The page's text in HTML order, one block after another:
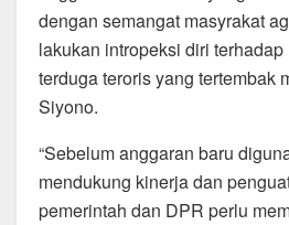
dengan semangat masyrakat
lakukan intropeksi diri
terduga teroris yang tertembak
Siyono.
“Sebelum anggaran baru
mendukung kinerja dan
pemerintah dan DPR perlu